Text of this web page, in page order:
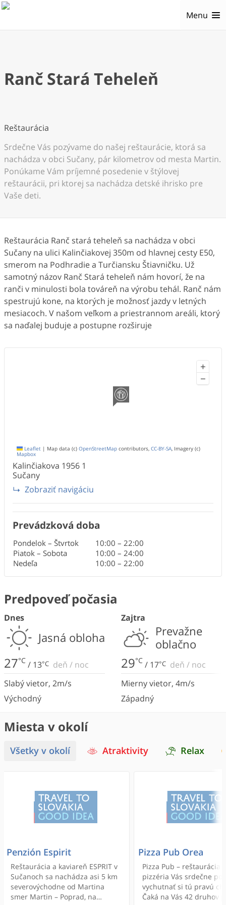
Menu
Ranč Stará Teheleň
Reštaurácia
Srdečne Vás pozývame do našej reštaurácie, ktorá sa
nachádza v obci Sučany, pár kilometrov od mesta Martin.
Ponúkame Vám príjemné posedenie v štýlovej
reštaurácii, pri ktorej sa nachádza detské ihrisko pre
Vaše deti.
Reštaurácia Ranč stará teheleň sa nachádza v obci
Sučany na ulici Kalinčiakovej 350m od hlavnej cesty E50,
smerom na Podhradie a Turčiansku Štiavničku. Už
samotný názov Ranč Stará teheleň nám hovorí, že na
ranči v minulosti bola továreň na výrobu tehál. Ranč nám
spestrujú kone, na ktorých je možnosť jazdy v letných
mesiacoch. V našom veľkom a priestrannom areáli, ktorý
sa naďalej buduje a postupne rozširuje
+
−
Leaflet | Map data (c) OpenStreetMap contributors, CC-BY-SA, Imagery (c)
Mapbox
Kalinčiakova 1956 1
Sučany
Zobraziť navigáciu
Prevádzková doba
Pondelok – Štvrtok 10:00 – 22:00
Piatok – Sobota
10:00 – 24:00
Nedeľa
10:00 – 22:00
Predpoveď počasia
Dnes
Jasná obloha
27°C / 13°C deň / noc
Slabý vietor, 2m/s
Východný
Zajtra
Prevažne
oblačno
29°C / 17°C deň / noc
Mierny vietor, 4m/s
Západný
Miesta v okolí
Všetky v okolí Atraktivity Relax
Penzión Espirit
Reštaurácia a kaviareň ESPRIT v
Sučanoch sa nachádza asi 5 km
severovýchodne od Martina
smer Martin – Poprad, na
Pizza Pub Orea
Pizza Pub – reštaurácia
pizzéria Vás srdečne
vychutnať si tú pravú
Čaká na Vás 42 druhov